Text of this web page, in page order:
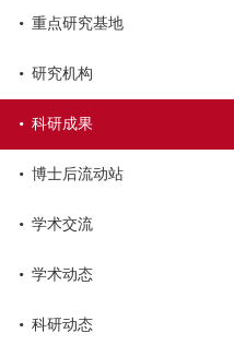
· 重点研究基地
· 研究机构
· 科研成果
· 博士后流动站
· 学术交流
· 学术动态
· 科研动态